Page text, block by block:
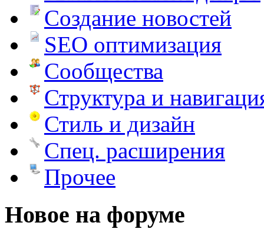
Создание новостей
SEO оптимизация
Сообщества
Структура и
Стиль и дизайн
Спец. расширения
Прочее
Новое на форуме